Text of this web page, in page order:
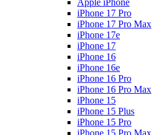
Apple iPhone
iPhone 17 Pro
iPhone 17 Pro Max
iPhone 17e
iPhone 17
iPhone 16
iPhone 16e
iPhone 16 Pro
iPhone 16 Pro Max
iPhone 15
iPhone 15 Plus
iPhone 15 Pro
iPhone 15 Pro Max